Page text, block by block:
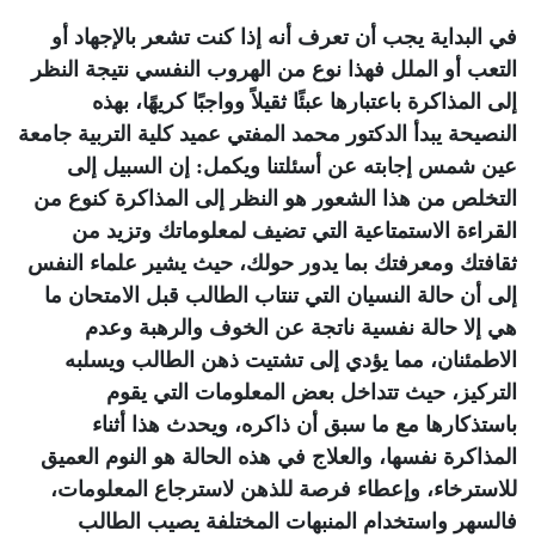
في البداية يجب أن تعرف أنه إذا كنت تشعر بالإجهاد أو
التعب أو الملل فهذا نوع من الهروب النفسي نتيجة النظر
إلى المذاكرة باعتبارها عبئًا ثقيلاً وواجبًا كريهًا، بهذه
النصيحة يبدأ الدكتور محمد المفتي عميد كلية التربية جامعة
عين شمس إجابته عن أسئلتنا ويكمل: إن السبيل إلى
التخلص من هذا الشعور هو النظر إلى المذاكرة كنوع من
القراءة الاستمتاعية التي تضيف لمعلوماتك وتزيد من
ثقافتك ومعرفتك بما يدور حولك، حيث يشير علماء النفس
إلى أن حالة النسيان التي تنتاب الطالب قبل الامتحان ما
هي إلا حالة نفسية ناتجة عن الخوف والرهبة وعدم
الاطمئنان، مما يؤدي إلى تشتيت ذهن الطالب ويسلبه
التركيز، حيث تتداخل بعض المعلومات التي يقوم
باستذكارها مع ما سبق أن ذاكره، ويحدث هذا أثناء
المذاكرة نفسها، والعلاج في هذه الحالة هو النوم العميق
للاسترخاء، وإعطاء فرصة للذهن لاسترجاع المعلومات،
فالسهر واستخدام المنبهات المختلفة يصيب الطالب